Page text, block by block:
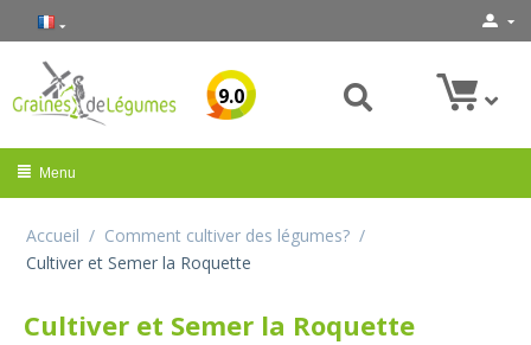
9.0
Menu
Accueil / Comment cultiver des légumes? /
Cultiver et Semer la Roquette
Cultiver et Semer la Roquette